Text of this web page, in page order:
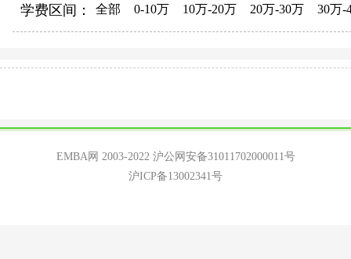
学费区间： 全部 0-10万 10万-20万 20万-30万 30万-
EMBA网 2003-2022 沪公网安备31011702000011号
沪ICP备13002341号